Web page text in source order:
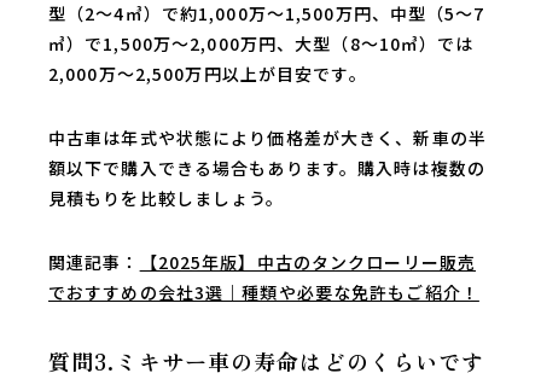
型（2〜4㎥）で約1,000万～1,500万円、中型（5〜7
㎥）で1,500万～2,000万円、大型（8〜10㎥）では
2,000万～2,500万円以上が目安です。
中古車は年式や状態により価格差が大きく、新車の半
額以下で購入できる場合もあります。購入時は複数の
見積もりを比較しましょう。
関連記事：
【2025年版】中古のタンクローリー販売
でおすすめの会社3選｜種類や必要な免許もご紹介！
質問3.ミキサー車の寿命はどのくらいです